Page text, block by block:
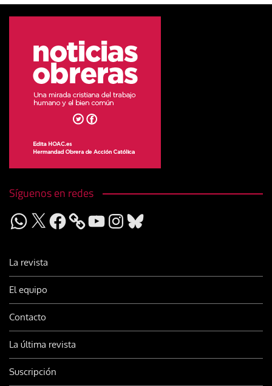
Síguenos en redes
WhatsApp
X Facebook YouTubeInstagram
Bluesky
La revista
El equipo
Contacto
La última revista
Suscripción